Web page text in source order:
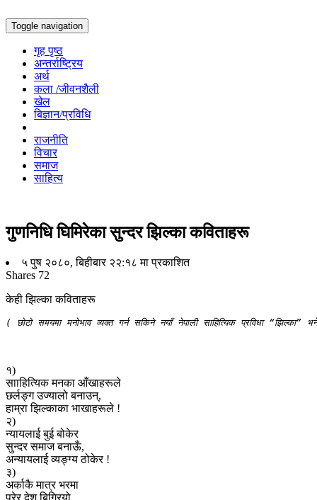
Toggle navigation
गृह पृष्ठ
अन्तर्राष्ट्रिय
अर्थ
कला /जीवनशैली
खेल
बिज्ञान/प्रविधि
राजनीति
विचार
समाज
साहित्य
गुणनिधि घिमिरेका सुन्दर झिल्का कविताहरू
५ पुष २०८०, बिहीबार २२:१८ मा प्रकाशित
Shares 72
केही झिल्का कविताहरू
( छोटो समयमा मनोभाव व्यक्त गर्न सकिने नयाँ नेपाली साहित्यिक प्रविधा
१)
सााहित्यिक मनका आँखाहरूले
छर्लङ्ग उज्यालो बनाउन्,
हाम्रा झिल्काका भाखाहरूले !
२)
न्यायलाई बुई बोकेर
सुन्दर समाज बनाऊँ,
अन्यायलाई व्यङ्ग्य ठोकेर !
३)
अर्काकै मात्र भरमा
परेर देश बिग्रियो,